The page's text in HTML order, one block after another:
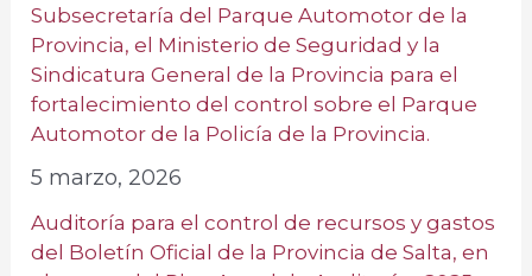
Subsecretaría del Parque Automotor de la
Provincia, el Ministerio de Seguridad y la
Sindicatura General de la Provincia para el
fortalecimiento del control sobre el Parque
Automotor de la Policía de la Provincia.
5 marzo, 2026
Auditoría para el control de recursos y gastos
del Boletín Oficial de la Provincia de Salta, en